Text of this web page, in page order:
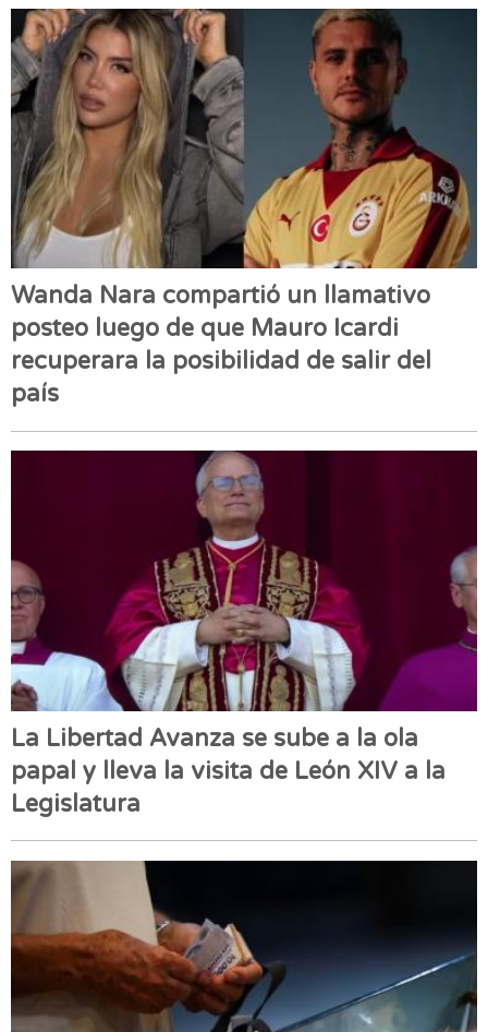
Wanda Nara compartió un llamativo
posteo luego de que Mauro Icardi
recuperara la posibilidad de salir del
país
La Libertad Avanza se sube a la ola
papal y lleva la visita de León XIV a la
Legislatura